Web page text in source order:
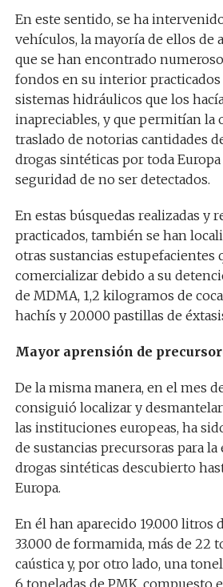
En este sentido, se ha
vehículos, la mayoría de ellos de
que se han encontrado
fondos en su interior
sistemas hidráulicos que los
inapreciables, y que permitían la
traslado de notorias cantidades
drogas sintéticas por toda
seguridad de no ser detectados.
En estas búsquedas realizadas y
practicados, también se han
otras sustancias estupefacientes
comercializar debido a su
de MDMA, 1,2 kilogramos de
hachís y 20.000 pastillas de
Mayor aprensión de
De la misma manera, en el mes
consiguió localizar y
las instituciones europeas, ha
de sustancias precursoras para
drogas sintéticas descubierto
Europa.
En él han aparecido 19.000 litros
33.000 de formamida, más de 22
caústica y, por otro lado, una
6 toneladas de PMK, compuesto